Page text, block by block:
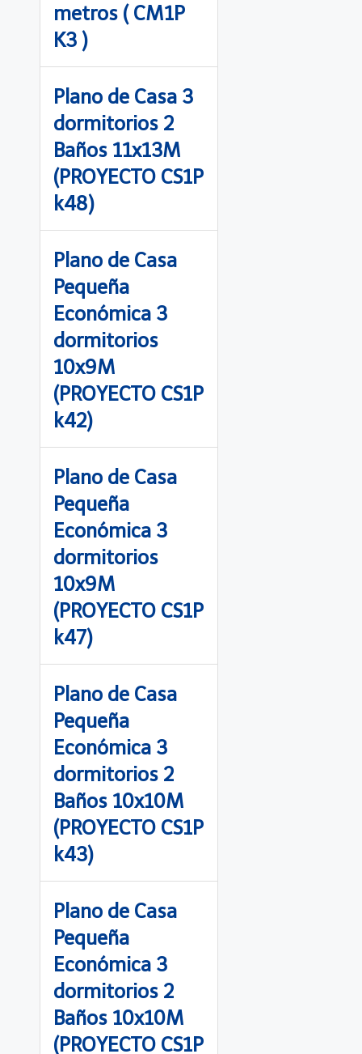
metros ( CM1P
K3 )
Plano de Casa 3
dormitorios 2
Baños 11x13M
(PROYECTO CS1P
k48)
Plano de Casa
Pequeña
Económica 3
dormitorios
10x9M
(PROYECTO CS1P
k42)
Plano de Casa
Pequeña
Económica 3
dormitorios
10x9M
(PROYECTO CS1P
k47)
Plano de Casa
Pequeña
Económica 3
dormitorios 2
Baños 10x10M
(PROYECTO CS1P
k43)
Plano de Casa
Pequeña
Económica 3
dormitorios 2
Baños 10x10M
(PROYECTO CS1P